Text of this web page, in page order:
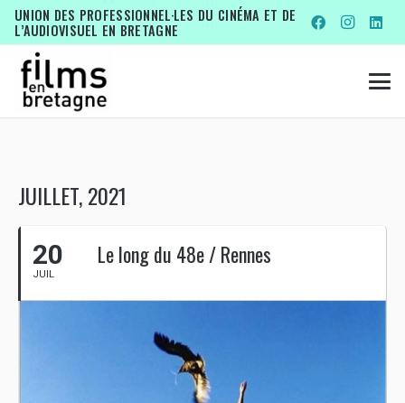
UNION DES PROFESSIONNEL·LES DU CINÉMA ET DE
L’AUDIOVISUEL EN BRETAGNE
JUILLET, 2021
20
JUIL
Le long du 48e / Rennes